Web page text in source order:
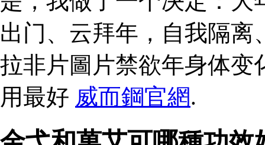
出门、云拜年，自我隔
拉非片圖片禁欲年身体变
用最好 威而鋼官網.